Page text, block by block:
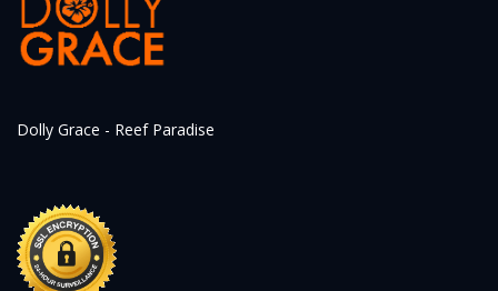
Dolly Grace - Reef Paradise